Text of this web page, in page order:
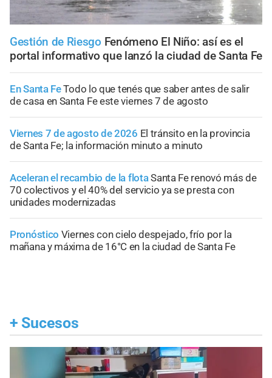
Gestión de Riesgo Fenómeno El Niño: así es el
portal informativo que lanzó la ciudad de Santa Fe
En Santa FeTodo lo que tenés que saber antes de salir
de casa en Santa Fe este viernes 7 de agosto
Viernes 7 de agosto de 2026 El tránsito en la provincia
de Santa Fe; la información minuto a minuto
Aceleran el recambio de la flotaSanta Fe renovó más de
70 colectivos y el 40% del servicio ya se presta con
unidades modernizadas
Pronóstico Viernes con cielo despejado, frío por la
mañana y máxima de 16°C en la ciudad de Santa Fe
+ Sucesos